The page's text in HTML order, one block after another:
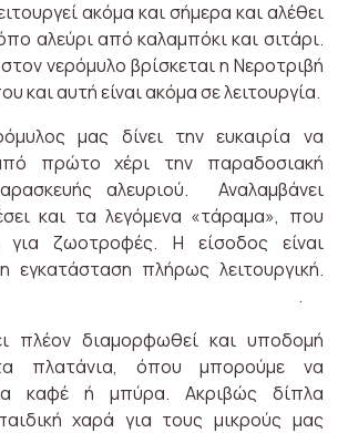
ακόμα και σήμερα και αλέθει
αλεύρι από καλαμπόκι και σιτάρι.
νερόμυλο βρίσκεται η Νεροτριβή
και αυτή είναι ακόμα σε λειτουργία.
μας δίνει την ευκαιρία να
πρώτο χέρι την παραδοσιακή
αλευριού. Αναλαμβάνει
και τα λεγόμενα «τάραμα», που
για ζωοτροφές. Η είσοδος είναι
εγκατάσταση πλήρως λειτουργική.
πλέον διαμορφωθεί και υποδομή
πλατάνια, όπου μπορούμε να
καφέ ή μπύρα. Ακριβώς δίπλα
χαρά για τους μικρούς μας